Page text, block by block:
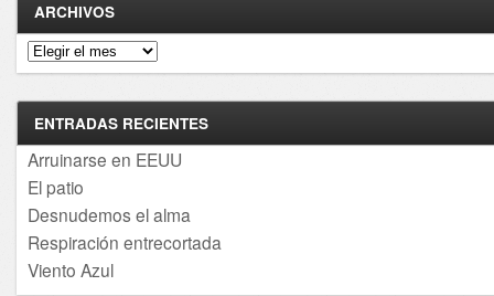
ARCHIVOS
Archivos
ENTRADAS RECIENTES
Arruinarse en EEUU
El patio
Desnudemos el alma
Respiración entrecortada
Viento Azul